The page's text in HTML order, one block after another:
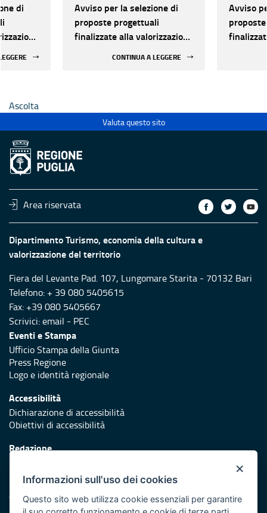
di
Avviso per la selezione di
proposte progettuali
finalizzate alla valorizzazione
CONTINUA A LEGGERE
Avviso
Ascolta
Valuta questo sito
Area riservata
Dipartimento Turismo, economia della cultura e
valorizzazione del territorio
Fiera del Levante Pad. 107, Lungomare Starita - 70132 Bari
Telefono: + 39 080 5405615
Fax: +39 080 5405667
Scrivici:email - PEC
Eventi e Stampa
Ufficio Stampa della Giunta
Press Regione
Logo e identità regionale
Accessibilità
Dichiarazione di accessibilità
Obiettivi di accessibilità
Redazione
Protezione civile
Vai al sito di Protezione Civile Puglia
×
Informazioni sull'uso dei cookies
Questo sito web utilizza cookie essenziali per garantire